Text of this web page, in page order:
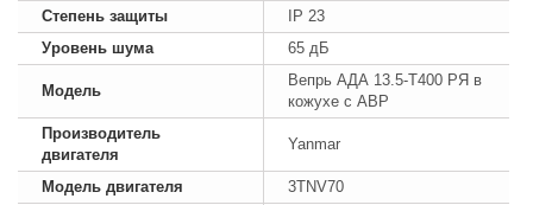
Степень защиты
IP 23
Уровень шума
65 дБ
Модель
Вепрь АДА 13.5-Т400 РЯ в
кожухе с АВР
Производитель
двигателя
Yanmar
Модель двигателя
3TNV70